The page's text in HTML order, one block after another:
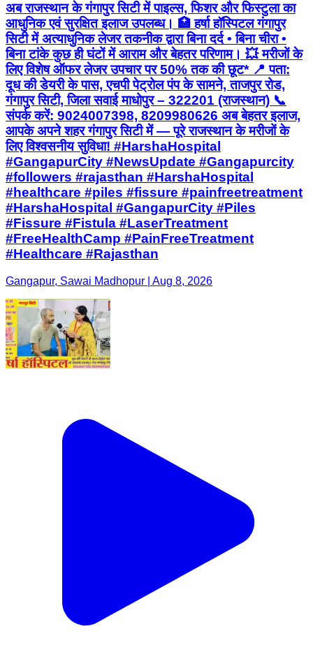
अब राजस्थान के गंगापुर सिटी में पाइल्स, फिशर और फिस्टुला का
आधुनिक एवं सुरक्षित इलाज उपलब्ध। 🏥 हर्षा हॉस्पिटल गंगापुर
सिटी में अत्याधुनिक लेजर तकनीक द्वारा बिना दर्द • बिना चीरा •
बिना टांके कुछ ही घंटों में आराम और बेहतर परिणाम। 💥 मरीजों के
लिए विशेष ऑफर लेजर उपचार पर 50% तक की छूट* 📍 पता:
दूध की डेयरी के पास, एचपी पेट्रोल पंप के सामने, ताजपुर रोड,
गंगापुर सिटी, जिला सवाई माधोपुर – 322201 (राजस्थान) 📞
संपर्क करें: 9024007398, 8209980626 अब बेहतर इलाज,
आपके अपने शहर गंगापुर सिटी में — पूरे राजस्थान के मरीजों के
लिए विश्वसनीय सुविधा! #HarshaHospital
#GangapurCity #NewsUpdate #Gangapurcity
#followers #rajasthan #HarshaHospital
#healthcare #piles #fissure #painfreetreatment
#HarshaHospital #GangapurCity #Piles
#Fissure #Fistula #LaserTreatment
#FreeHealthCamp #PainFreeTreatment
#Healthcare #Rajasthan
Gangapur, Sawai Madhopur | Aug 8, 2026